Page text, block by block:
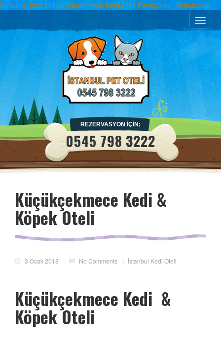
Burcu .ş. İstanbul Büyükçekmece Kedi Oteli Pansiyonu - Armut.com
Toggle
REZERVASYON İÇİN;
0545 798 3222
Küçükçekmece Kedi &
Köpek Oteli
3 Ocak 2018 No Comments İstanbul Kedi Oteli
Küçükçekmece Kedi &
Köpek Oteli